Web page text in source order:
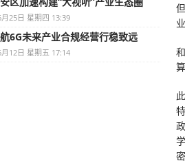
25日 星期四 13:39
6G未来产业合规经营行稳致远
12日 星期五 17:14